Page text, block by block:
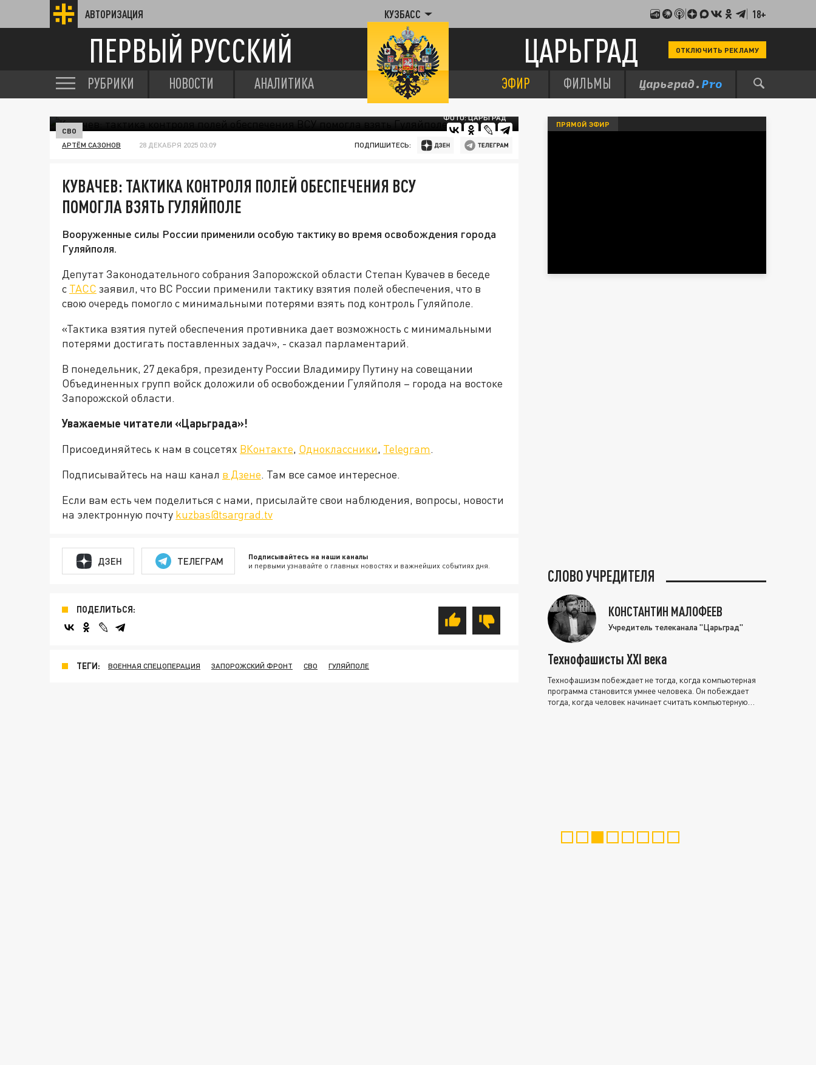
АВТОРИЗАЦИЯ КУЗБАСС 18+
ПЕРВЫЙ РУССКИЙ ЦАРЬГРАД ОТКЛЮЧИТЬ РЕКЛАМУ
РУБРИКИ НОВОСТИ АНАЛИТИКА ЭФИР ФИЛЬМЫ
ФОТО: ЦАРЬГРАД
СВО
АРТЁМ САЗОНОВ 28 ДЕКАБРЯ 2025 03:09 ПОДПИШИТЕСЬ:
КУВАЧЕВ: ТАКТИКА КОНТРОЛЯ ПОЛЕЙ ОБЕСПЕЧЕНИЯ ВСУ
ПОМОГЛА ВЗЯТЬ ГУЛЯЙПОЛЕ
Вооруженные силы России применили особую тактику во время освобождения города
Гуляйполя.
Депутат Законодательного собрания Запорожской области Степан Кувачев в беседе
с ТАСС заявил, что ВС России применили тактику взятия полей обеспечения, что в
свою очередь помогло с минимальными потерями взять под контроль Гуляйполе.
«Тактика взятия путей обеспечения противника дает возможность с минимальными
потерями достигать поставленных задач», - сказал парламентарий.
В понедельник, 27 декабря, президенту России Владимиру Путину на совещании
Объединенных групп войск доложили об освобождении Гуляйполя – города на востоке
Запорожской области.
Уважаемые читатели «Царьграда»!
Присоединяйтесь к нам в соцсетях ВКонтакте, Одноклассники, Telegram.
Подписывайтесь на наш канал в Дзене. Там все самое интересное.
Если вам есть чем поделиться с нами, присылайте свои наблюдения, вопросы, новости
на электронную почту kuzbas@tsargrad.tv
ДЗЕН ТЕЛЕГРАМ Подписывайтесь на наши каналы
и первыми узнавайте о главных новостях и важнейших событиях дня.
ПОДЕЛИТЬСЯ:
ТЕГИ: ВОЕННАЯ СПЕЦОПЕРАЦИЯ ЗАПОРОЖСКИЙ ФРОНТ СВО ГУЛЯЙПОЛЕ
ПРЯМОЙ ЭФИР
СЛОВО УЧРЕДИТЕЛЯ
КОНСТАНТИН МАЛОФЕЕВ
Учредитель телеканала "Царьград"
Технофашисты XXI века
Технофашизм побеждает не тогда, когда компьютерная
программа становится умнее человека. Он побеждает
тогда, когда человек начинает считать компьютерную